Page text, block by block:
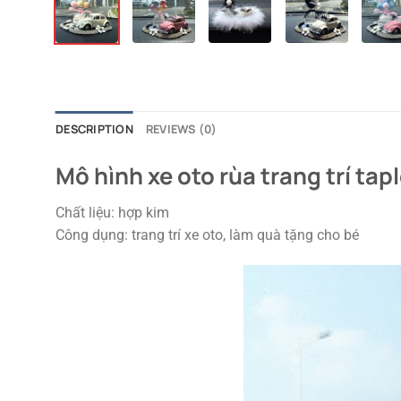
DESCRIPTION REVIEWS (0)
Mô hình xe oto rùa trang trí
Chất liệu: hợp kim
Công dụng: trang trí xe oto, làm quà tặng cho bé